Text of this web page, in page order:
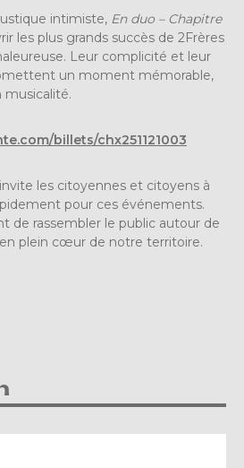
intimiste, En duo – Chapitre
les plus grands succès de 2Frères
Leur complicité et leur
un moment mémorable,
billets/chx251121003
les citoyennes et citoyens à
pour ces événements.
de rassembler le public autour de
plein cœur de notre territoire.